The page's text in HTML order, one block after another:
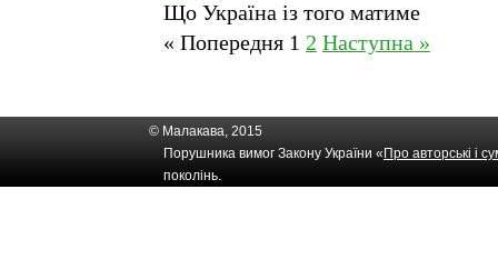
Що Україна із того матиме
« Попередня 1 2 Наступна »
© Малакава, 2015
Порушника вимог Закону України « Про авторські і
поколінь.